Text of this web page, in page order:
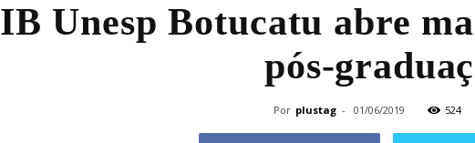
IB Unesp Botucatu abre
pós-
Por plustag - 01/06/2019 524